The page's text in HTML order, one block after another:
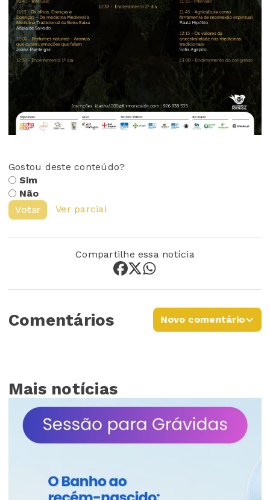
Gostou deste conteúdo?
Sim
Não
Votar
Ver parcial
Compartilhe essa notícia
Comentários Novo comentário
Mais notícias